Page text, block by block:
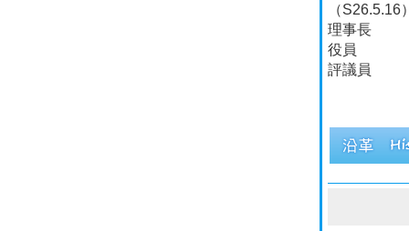
（S26.5.16
理事長
役員 理
評議員